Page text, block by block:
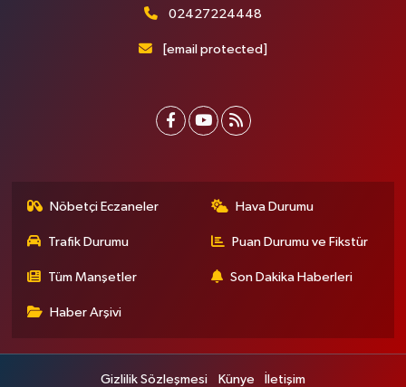
02427224448
[email protected]
Nöbetçi Eczaneler Hava Durumu
Trafik Durumu Puan Durumu ve Fikstür
Tüm Manşetler Son Dakika Haberleri
Haber Arşivi
Gizlilik Sözleşmesi Künye İletişim